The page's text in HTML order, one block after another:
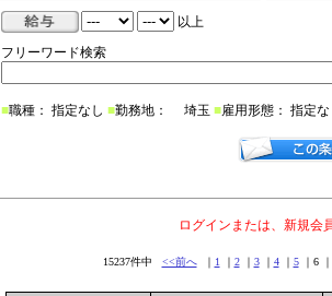
以上
フリーワード検索
■職種： 指定なし ■勤務地： 埼玉 ■雇用形態： 指定
ログインまたは、新規会
15237件中 <<前へ｜ 1 ｜ 2｜ 3｜ 4｜ 5｜6 ｜